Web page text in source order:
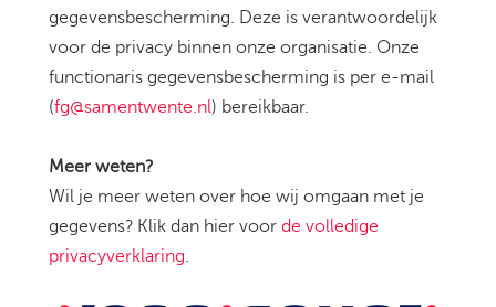
gegevensbescherming. Deze is verantwoordelijk
voor de privacy binnen onze organisatie. Onze
functionaris gegevensbescherming is per e-mail
(fg@samentwente.nl) bereikbaar.
Meer weten?
Wil je meer weten over hoe wij omgaan met je
gegevens? Klik dan hier voor de volledige
privacyverklaring.